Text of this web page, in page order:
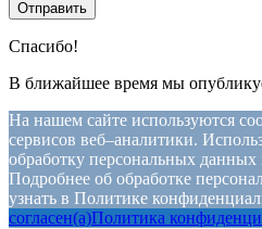
Спасибо!
В ближайшее время мы
На нашем сайте используются
сервисов веб–аналитики.
обработку персональных
Подробнее об обработке
узнать в Политике
согласен(а)Политика